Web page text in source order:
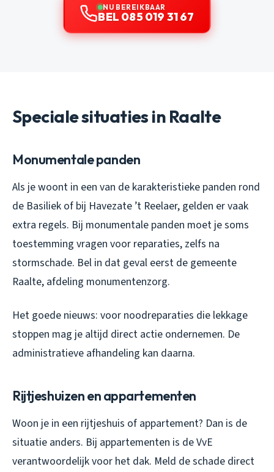
NU BEREIKBAAR
BEL 085 019 31 67
Speciale situaties in Raalte
Monumentale panden
Als je woont in een van de karakteristieke panden rond
de Basiliek of bij Havezate ’t Reelaer, gelden er vaak
extra regels. Bij monumentale panden moet je soms
toestemming vragen voor reparaties, zelfs na
stormschade. Bel in dat geval eerst de gemeente
Raalte, afdeling monumentenzorg.
Het goede nieuws: voor noodreparaties die lekkage
stoppen mag je altijd direct actie ondernemen. De
administratieve afhandeling kan daarna.
Rijtjeshuizen en appartementen
Woon je in een rijtjeshuis of appartement? Dan is de
situatie anders. Bij appartementen is de VvE
verantwoordelijk voor het dak. Meld de schade direct